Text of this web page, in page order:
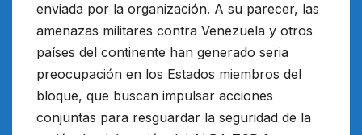
enviada por la organización. A su parecer, las
amenazas militares contra Venezuela y otros
países del continente han generado seria
preocupación en los Estados miembros del
bloque, que buscan impulsar acciones
conjuntas para resguardar la seguridad de la